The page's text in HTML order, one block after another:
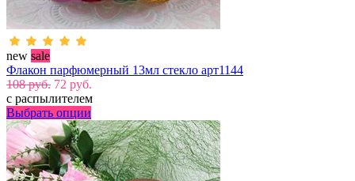
new sale
Флакон парфюмерный 13мл стекло арт1144
108 руб. 72 руб.
с распылителем
Выбрать опции